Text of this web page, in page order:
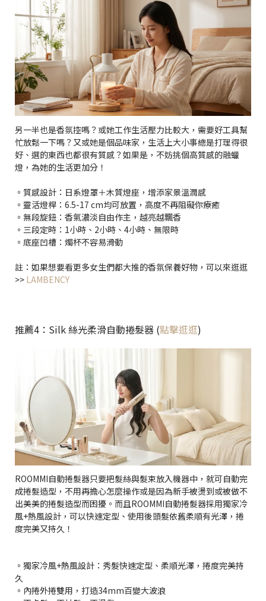
另一半也是香氛控嗎？或她工作生活壓力比較大，需要好工具幫
忙放鬆一下嗎？又或她是個品味家，生活上大小事總是打理得很
好、選的東西也都很有質感？如果是，不妨挑個高質感的融蠟
燈，為她的生活更加分！
。質感設計：日系燈罩＋木質燈座，增添家景溫潤感
。靈活燈桿：6.5-17 cm均可放置，高度不再阻礙你療癒
。無段旋鈕：香氣濃淡自由作主，越亮越飄香
。三段定時：1小時、2小時、4小時、無限時
。底座凹槽：燭杯不容易滑動
註：如果想要看更多女生們都大推的香氛保養好物，可以來逛逛
>> LAMBENCY
推薦4：Silk 絲光柔滑自動捲髮器 (點擊逛逛)
ROOMMI自動捲髮器只要把髮絲與髮束放入機器中，就可自動完
成捲髮造型，不用再擔心怎麼操作或是因為新手被燙到或被做不
出美美的捲髮造型而困擾。而且ROOMMI自動捲髮器採用獨家冷
風+熱風設計，可以快速定型、使用後頭髮依舊柔順有光澤，捲
度完美又持久！
。獨家冷風+熱風設計：秀髮快速定型、柔順光澤，捲度完美持
久
。內捲外捲雙用，打造34mm百變大波浪